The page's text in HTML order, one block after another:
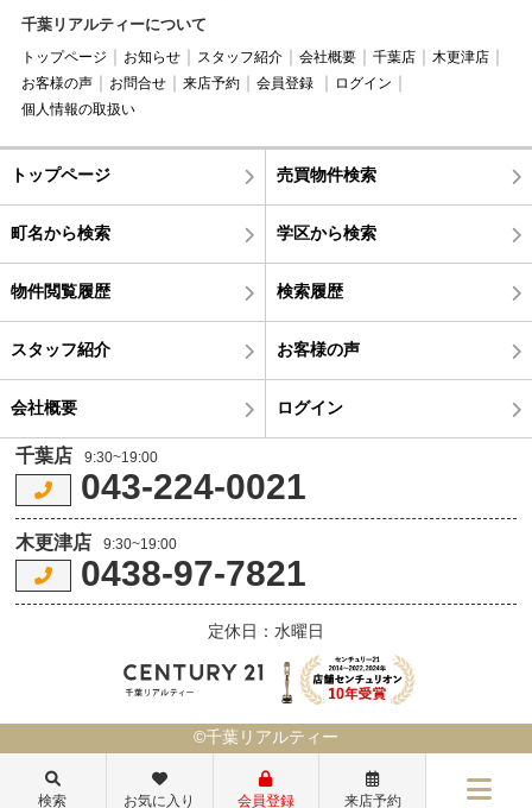
千葉リアルティーについて
トップページ お知らせ スタッフ紹介 会社概要 千葉店
木更津店
お客様の声
お問合せ 来店予約 会員登録
ログイン
個人情報の取扱い
トップページ 売買物件検索
町名から検索 学区から検索
物件閲覧履歴 検索履歴
スタッフ紹介 お客様の声
会社概要 ログイン
千葉店 9:30~19:00
043-224-0021
木更津店 9:30~19:00
0438-97-7821
定休日：水曜日
©千葉リアルティー
検索 お気に入り 会員登録 来店予約